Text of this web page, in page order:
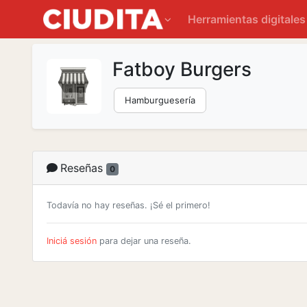
Herramientas digitales
Fatboy Burgers
Hamburguesería
Reseñas 0
Todavía no hay reseñas. ¡Sé el primero!
Iniciá sesión para dejar una reseña.